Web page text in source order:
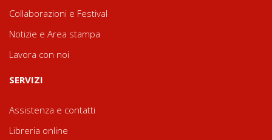
Collaborazioni e Festival
Notizie e Area stampa
Lavora con noi
SERVIZI
Assistenza e contatti
Libreria online